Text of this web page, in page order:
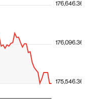
175,546.36
176,096.36
176,646.36